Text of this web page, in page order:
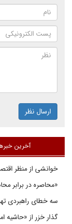
ارسال نظر
آخرین
خوانشی از منظر
«محاصره در برابر
سه خطای راهبردی
گذار خزر از «حاشیه